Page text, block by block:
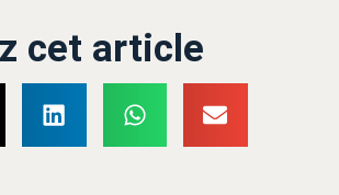
cet article